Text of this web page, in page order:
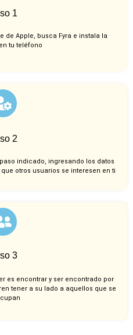
1
de Apple, busca Fyra e instala la
tu teléfono
2
indicado, ingresando los datos
otros usuarios se interesen en ti
3
es encontrar y ser encontrado por
tener a su lado a aquellos que se